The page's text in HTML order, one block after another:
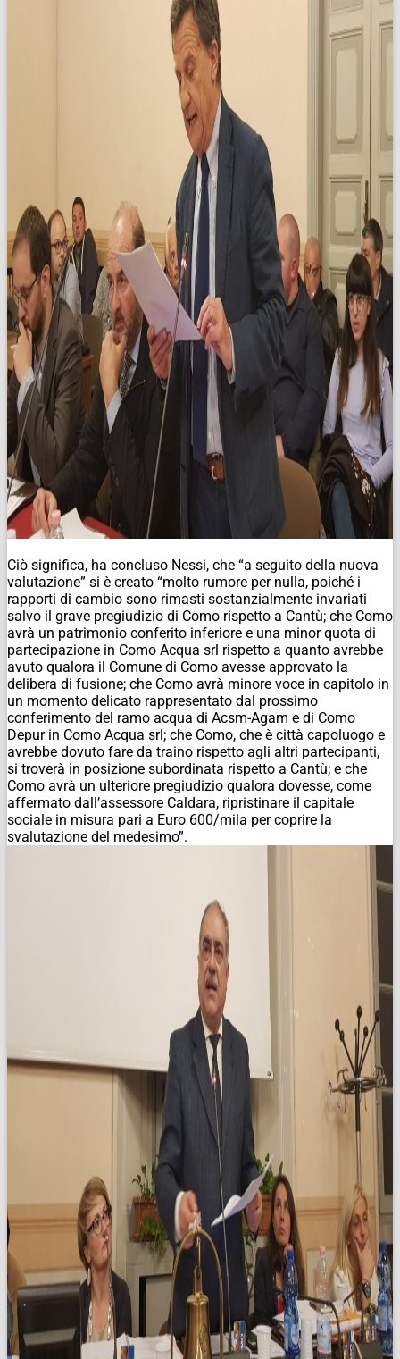
Ciò significa, ha concluso Nessi, che “a seguito della nuova
valutazione” si è creato “molto rumore per nulla, poiché i
rapporti di cambio sono rimasti sostanzialmente invariati
salvo il grave pregiudizio di Como rispetto a Cantù; che Como
avrà un patrimonio conferito inferiore e una minor quota di
partecipazione in Como Acqua srl rispetto a quanto avrebbe
avuto qualora il Comune di Como avesse approvato la
delibera di fusione; che Como avrà minore voce in capitolo in
un momento delicato rappresentato dal prossimo
conferimento del ramo acqua di Acsm-Agam e di Como
Depur in Como Acqua srl; che Como, che è città capoluogo e
avrebbe dovuto fare da traino rispetto agli altri partecipanti,
si troverà in posizione subordinata rispetto a Cantù; e che
Como avrà un ulteriore pregiudizio qualora dovesse, come
affermato dall’assessore Caldara, ripristinare il capitale
sociale in misura pari a Euro 600/mila per coprire la
svalutazione del medesimo”.